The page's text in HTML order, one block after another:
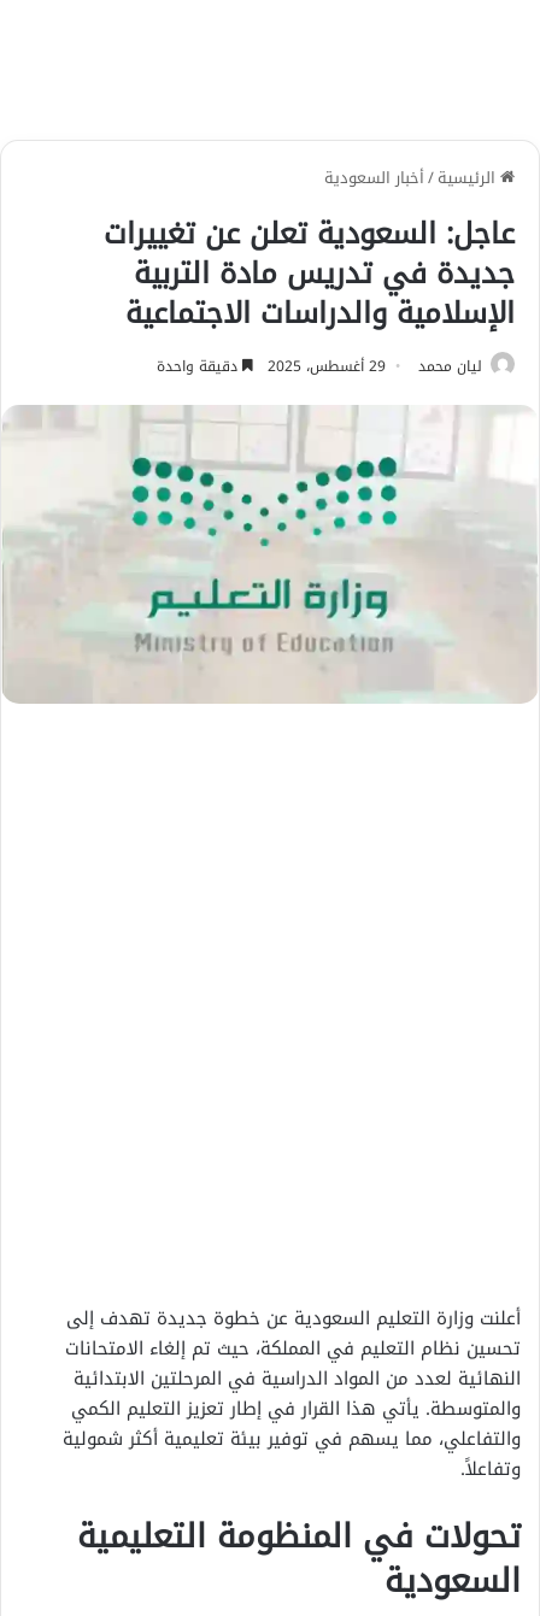
الرئيسية/أخبار السعودية
عاجل: السعودية تعلن عن تغييرات
جديدة في تدريس مادة التربية
الإسلامية والدراسات الاجتماعية
ليان محمد 29 أغسطس، 2025 دقيقة واحدة
أعلنت وزارة التعليم السعودية عن خطوة جديدة تهدف إلى
تحسين نظام التعليم في المملكة، حيث تم إلغاء الامتحانات
النهائية لعدد من المواد الدراسية في المرحلتين الابتدائية
والمتوسطة. يأتي هذا القرار في إطار تعزيز التعليم الكمي
والتفاعلي، مما يسهم في توفير بيئة تعليمية أكثر شمولية
وتفاعلاً.
تحولات في المنظومة التعليمية
السعودية